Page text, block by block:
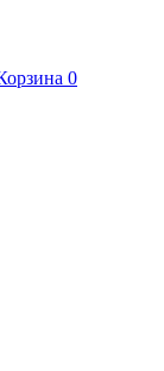
0